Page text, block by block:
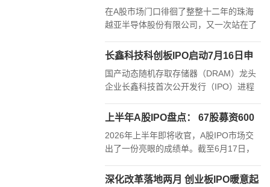
历史首支单日成交额突破千亿元的个股。
工人数大起大落与业绩增长不匹配关
联交易陷对账风波海关罚单消失环保
被干扰数据失真——珠海越亚
在A股市场门口徘徊了整整十二年的珠海
越亚半导体股份有限公司，又一次站在了
五次叩开资本市场大门的半导体封装载板
可击的答卷，而是一连串令人心惊肉跳的
信披“炸弹”。
长鑫科技科创板IPO启动7月16日申
购 国产存储芯片龙头驶入产能扩张
快车道
国产动态随机存取存储器（DRAM）龙头
企业长鑫科技首次公开发行（IPO）进程
创板上市招股意向书及相关发行安排公
日均为2026年7月16日，网上申购代码为
“787825”。
上半年A股IPO盘点： 67股募资600
亿元 “打新”行情仍将延续
2026年上半年即将收官，A股IPO市场交
出了一份亮眼的成绩单。截至6月17日，
上市，累计募集资金达599.9亿元，较
深化改革落地两月 创业板IPO暖意起